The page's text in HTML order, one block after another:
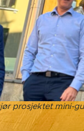
prosjektet mini-